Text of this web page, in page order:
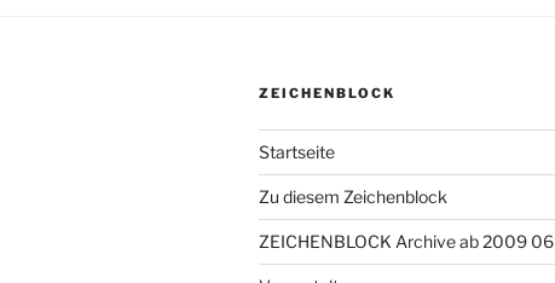
ZEICHENBLOCK
Startseite
Zu diesem Zeichenblock
ZEICHENBLOCK Archive ab 2009 06